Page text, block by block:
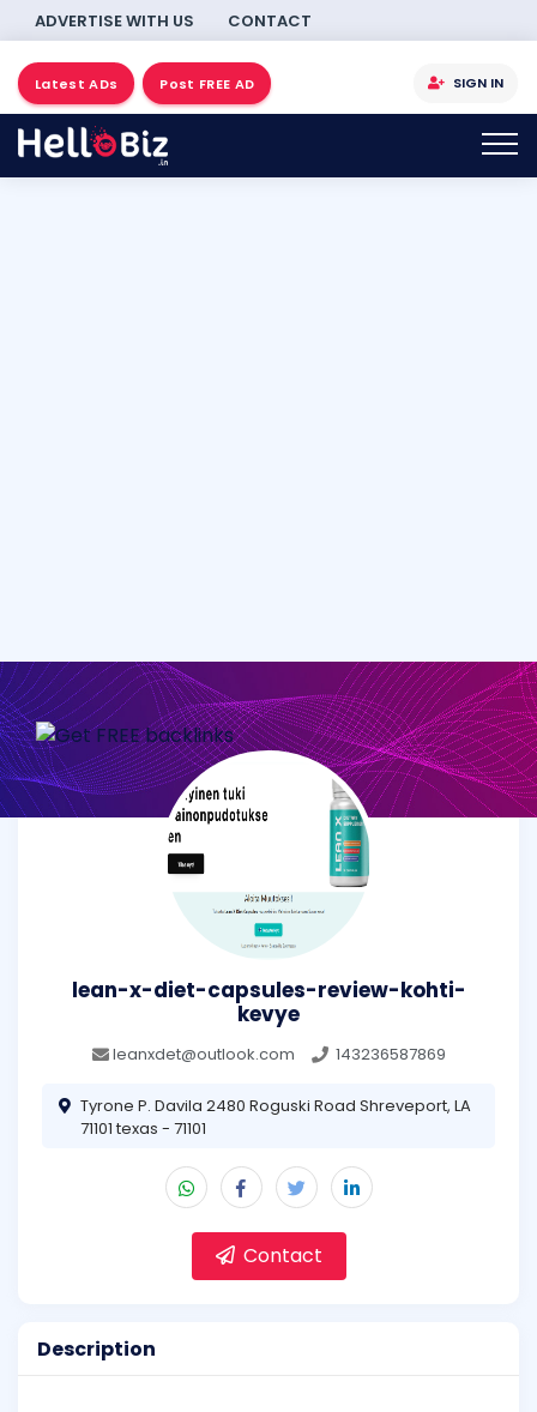
ADVERTISE WITH US CONTACT
Latest ADs Post FREE AD SIGN IN
lean-x-diet-capsules-review-kohti-
kevye
leanxdet@outlook.com 143236587869
Tyrone P. Davila 2480 Roguski Road Shreveport, LA
71101 texas - 71101
Contact
Description